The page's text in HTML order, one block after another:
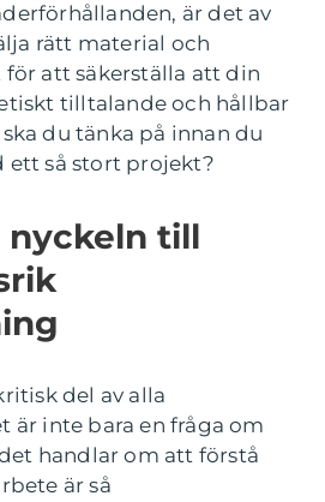
är det av
rätt material och
att säkerställa att din
tilltalande och hållbar
du tänka på innan du
ett så stort projekt?
nyckeln till
del av alla
är inte bara en fråga om
handlar om att förstå
är så